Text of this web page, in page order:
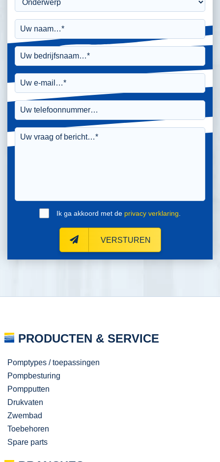
Ik ga akkoord met de privacy verklaring
VERSTUREN
PRODUCTEN & SERVICE
Pomptypes / toepassingen
Pompbesturing
Pompputten
Drukvaten
Zwembad
Toebehoren
Spare parts